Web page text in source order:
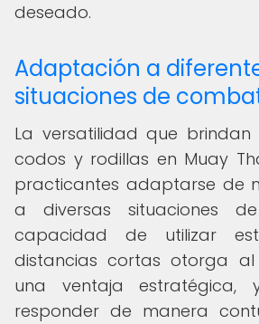
deseado.
Adaptación a
situaciones de
La versatilidad que
codos y rodillas en Muay
practicantes adaptarse de
a diversas situaciones
capacidad de utilizar
distancias cortas otorga
una ventaja estratégica,
responder de manera